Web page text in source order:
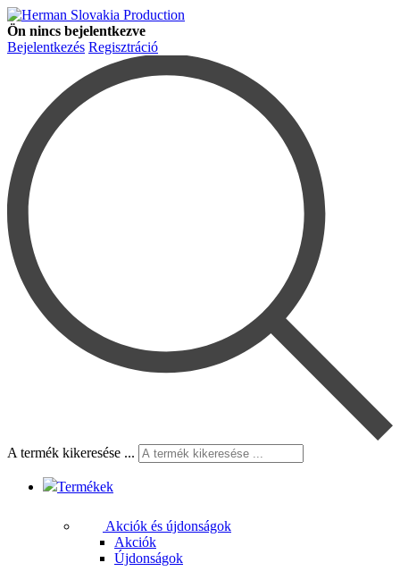
Ön nincs bejelentkezve
Bejelentkezés Regisztráció
A termék kikeresése ...
Termékek
Akciók és újdonságok
Akciók
Újdonságok